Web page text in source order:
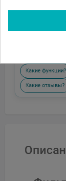
Какие функции?
Какие отзывы?